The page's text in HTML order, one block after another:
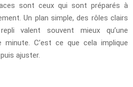
sont ceux qui sont préparés à
Un plan simple, des rôles clairs
valent souvent mieux qu’une
minute. C’est ce que cela implique
ajuster.